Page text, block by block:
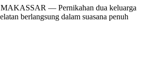
— Pernikahan dua keluarga
berlangsung dalam suasana penuh